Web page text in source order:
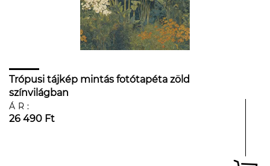
Trópusi tájkép mintás fotótapéta zöld
színvilágban
ÁR:
26 490 Ft